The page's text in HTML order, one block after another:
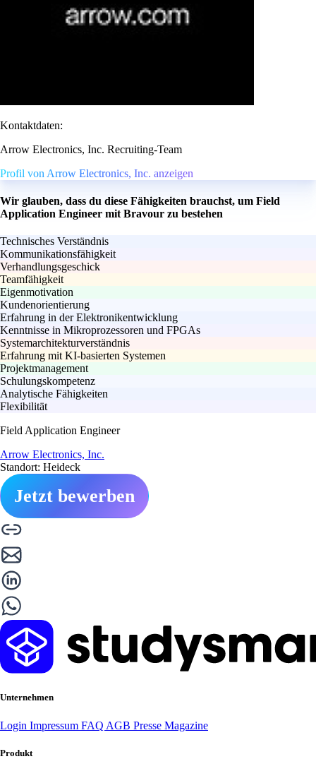
Kontaktdaten:
Arrow Electronics, Inc. Recruiting-Team
Profil von Arrow Electronics, Inc. anzeigen
Wir glauben, dass du diese Fähigkeiten brauchst, um Field
Application Engineer mit Bravour zu bestehen
Technisches Verständnis
Kommunikationsfähigkeit
Verhandlungsgeschick
Teamfähigkeit
Eigenmotivation
Kundenorientierung
Erfahrung in der Elektronikentwicklung
Kenntnisse in Mikroprozessoren und FPGAs
Systemarchitekturverständnis
Erfahrung mit KI-basierten Systemen
Projektmanagement
Schulungskompetenz
Analytische Fähigkeiten
Flexibilität
Field Application Engineer
Arrow Electronics, Inc.
Standort: Heideck
Jetzt bewerben
Unternehmen
Login Impressum FAQ AGB Presse Magazine
Produkt